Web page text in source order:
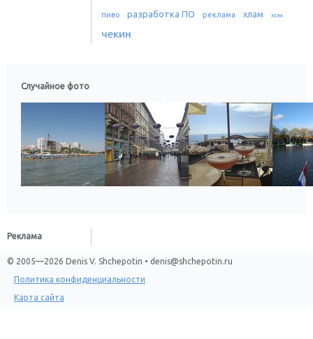
пиво разработка ПО реклама хлам хсм
чекин
Случайное фото
Реклама
© 2005—2026 Denis V. Shchepotin • denis@shchepotin.ru
Политика конфиденциальности
Карта сайта